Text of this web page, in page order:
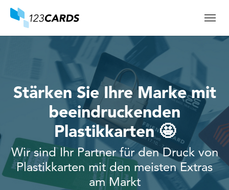
Skip to main content
Skip to page footer
Stärken Sie Ihre Marke mit
beeindruckenden
Plastikkarten 🤩
Wir sind Ihr Partner für den Druck von
Plastikkarten mit den meisten Extras
am Markt